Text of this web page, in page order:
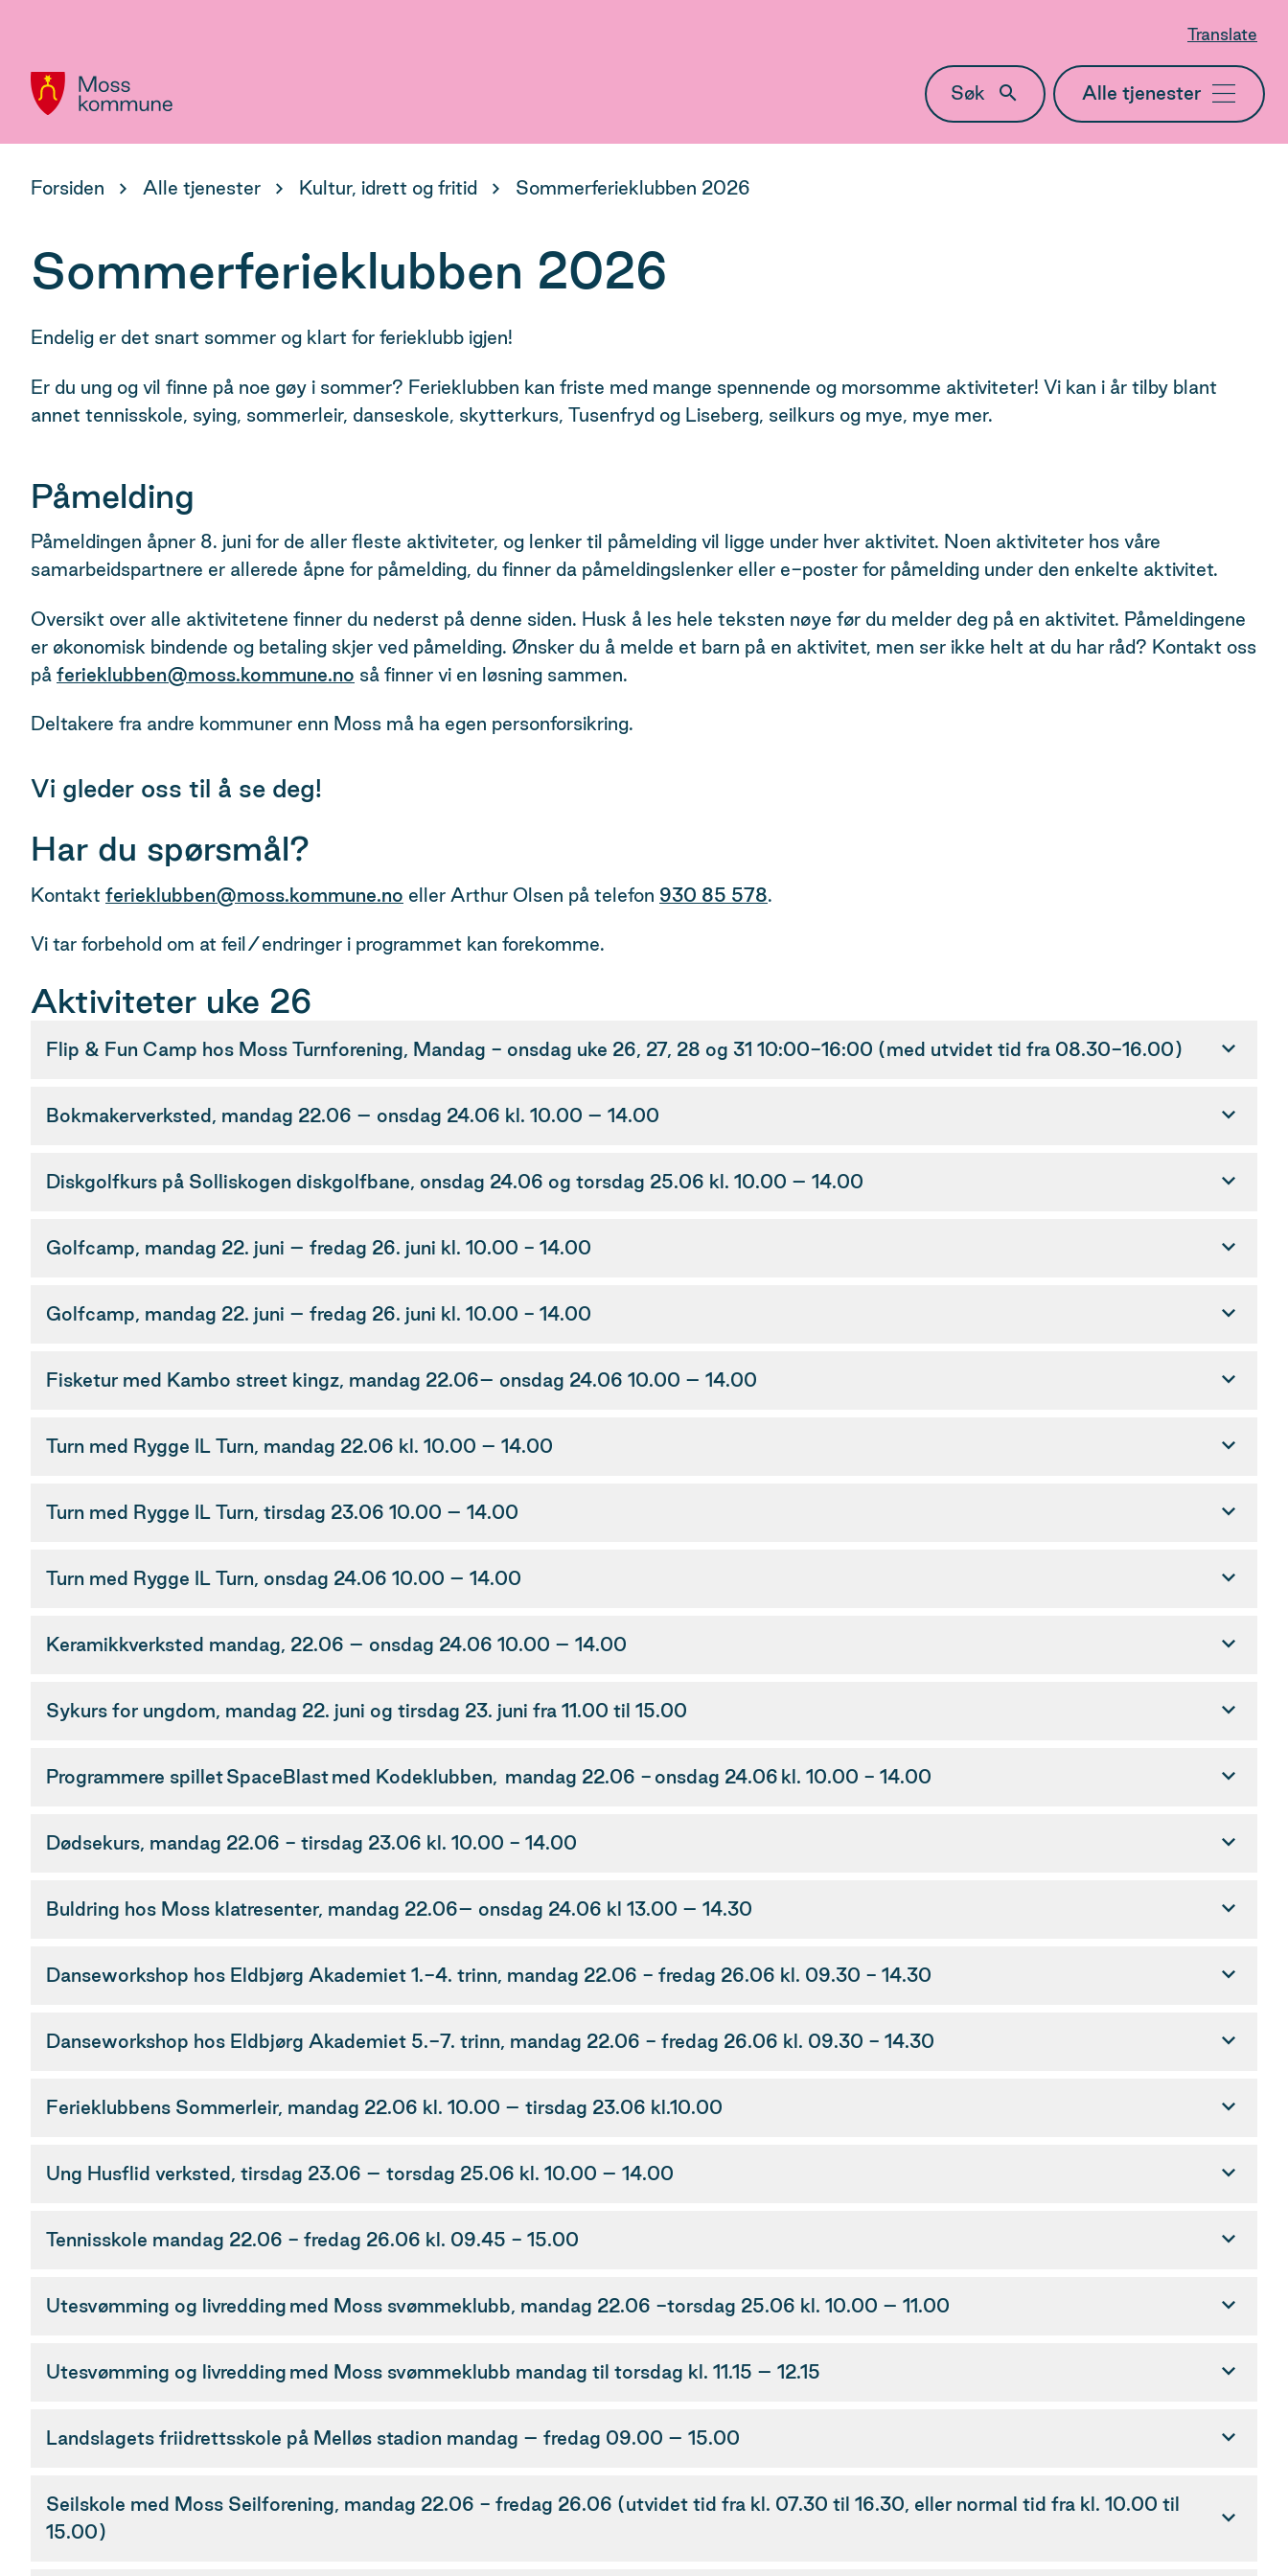
Translate
Hovedportal Søk
Meny
Du
Forsiden Alle tjenester Kultur, idrett og fritid Sommerferieklubben 2026
Sommerferieklubben 2026
Endelig er det snart sommer og klart for ferieklubb igjen!
Er du ung og vil finne på noe gøy i sommer? Ferieklubben kan friste med mange spennende og morsomme aktiviteter! Vi kan i år tilby blant
annet tennisskole, sying, sommerleir, danseskole, skytterkurs, Tusenfryd og Liseberg, seilkurs og mye, mye mer.
Påmelding
Påmeldingen åpner 8. juni for de aller fleste aktiviteter, og lenker til påmelding vil ligge under hver aktivitet. Noen aktiviteter hos våre
samarbeidspartnere er allerede åpne for påmelding, du finner da påmeldingslenker eller e-poster for påmelding under den enkelte aktivitet.
Oversikt over alle aktivitetene finner du nederst på denne siden. Husk å les hele teksten nøye før du melder deg på en aktivitet. Påmeldingene
er økonomisk bindende og betaling skjer ved påmelding. Ønsker du å melde et barn på en aktivitet, men ser ikke helt at du har råd? Kontakt oss
på ferieklubben@moss.kommune.no så finner vi en løsning sammen.
Deltakere fra andre kommuner enn Moss må ha egen personforsikring.
Vi gleder oss til å se deg!
Har du spørsmål?
Kontakt ferieklubben@moss.kommune.no eller Arthur Olsen på telefon 930 85 578.
Vi tar forbehold om at feil/endringer i programmet kan forekomme.
Aktiviteter uke 26
Flip & Fun Camp hos Moss Turnforening, Mandag - onsdag uke 26, 27, 28 og 31 10:00-16:00 (med utvidet tid fra 08.30-16.00)
Bokmakerverksted, mandag 22.06 – onsdag 24.06 kl. 10.00 – 14.00
Diskgolfkurs på Solliskogen diskgolfbane, onsdag 24.06 og torsdag 25.06 kl. 10.00 – 14.00
Golfcamp, mandag 22. juni – fredag 26. juni kl. 10.00 - 14.00
Golfcamp, mandag 22. juni – fredag 26. juni kl. 10.00 - 14.00
Fisketur med Kambo street kingz, mandag 22.06– onsdag 24.06 10.00 – 14.00
Turn med Rygge IL Turn, mandag 22.06 kl. 10.00 – 14.00
Turn med Rygge IL Turn, tirsdag 23.06 10.00 – 14.00
Turn med Rygge IL Turn, onsdag 24.06 10.00 – 14.00
Keramikkverksted mandag, 22.06 – onsdag 24.06 10.00 – 14.00
Sykurs for ungdom, mandag 22. juni og tirsdag 23. juni fra 11.00 til 15.00
Programmere spillet SpaceBlast med Kodeklubben, mandag 22.06 - onsdag 24.06 kl. 10.00 - 14.00
Dødsekurs, mandag 22.06 - tirsdag 23.06 kl. 10.00 - 14.00
Buldring hos Moss klatresenter, mandag 22.06– onsdag 24.06 kl 13.00 – 14.30
Danseworkshop hos Eldbjørg Akademiet 1.-4. trinn, mandag 22.06 - fredag 26.06 kl. 09.30 - 14.30
Danseworkshop hos Eldbjørg Akademiet 5.-7. trinn, mandag 22.06 - fredag 26.06 kl. 09.30 - 14.30
Ferieklubbens Sommerleir, mandag 22.06 kl. 10.00 – tirsdag 23.06 kl.10.00
Ung Husflid verksted, tirsdag 23.06 – torsdag 25.06 kl. 10.00 – 14.00
Tennisskole mandag 22.06 - fredag 26.06 kl. 09.45 - 15.00
Utesvømming og livredding med Moss svømmeklubb, mandag 22.06 -torsdag 25.06 kl. 10.00 – 11.00
Utesvømming og livredding med Moss svømmeklubb mandag til torsdag kl. 11.15 – 12.15
Landslagets friidrettsskole på Melløs stadion mandag – fredag 09.00 – 15.00
Seilskole med Moss Seilforening, mandag 22.06 - fredag 26.06 (utvidet tid fra kl. 07.30 til 16.30, eller normal tid fra kl. 10.00 til
15.00)